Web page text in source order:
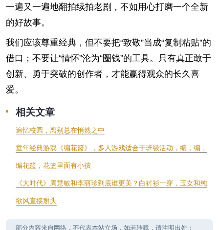
一遍又一遍地翻拍续拍老剧，不如用心打磨一个全新
的好故事。
我们应该尊重经典，但不要把“致敬”当成“复制粘贴”的
借口；不要让“情怀”沦为“圈钱”的工具。只有真正敢于
创新、勇于突破的创作者，才能赢得观众的长久喜
爱。
相关文章
追忆校园，离别总在悄然之中
童年经典游戏《编花篮》，多人游戏适合于班级活动，编，编，
编花篮，花篮里面有小孩
《大时代》周慧敏和李丽珍到底谁更美？白衬衫一穿，玉女和纯
欲风直接掰头
部分内容来自网络，不代表本站立场，如若转载，请注明出处：